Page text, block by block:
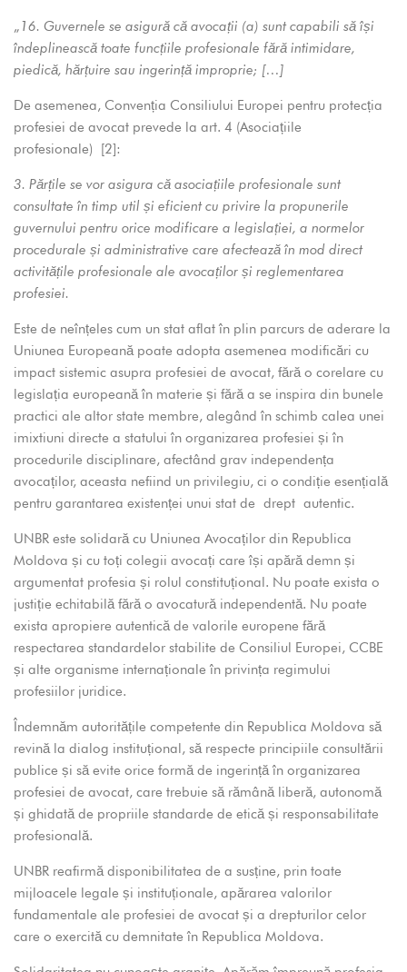
„16. Guvernele se asigură că avocații (a) sunt capabili să își
îndeplinească toate funcțiile profesionale fără intimidare,
piedică, hărțuire sau ingerință improprie; […]
De asemenea, Convenția Consiliului Europei pentru protecția
profesiei de avocat prevede la art. 4 (Asociațiile
profesionale) [2]:
3. Părțile se vor asigura că asociațiile profesionale sunt
consultate în timp util și eficient cu privire la propunerile
guvernului pentru orice modificare a legislației, a normelor
procedurale și administrative care afectează în mod direct
activitățile profesionale ale avocaților și reglementarea
profesiei.
Este de neînțeles cum un stat aflat în plin parcurs de aderare la
Uniunea Europeană poate adopta asemenea modificări cu
impact sistemic asupra profesiei de avocat, fără o corelare cu
legislația europeană în materie și fără a se inspira din bunele
practici ale altor state membre, alegând în schimb calea unei
imixtiuni directe a statului în organizarea profesiei și în
procedurile disciplinare, afectând grav independența
avocaților, aceasta nefiind un privilegiu, ci o condiție esențială
pentru garantarea existenței unui stat de drept autentic.
UNBR este solidară cu Uniunea Avocaților din Republica
Moldova și cu toți colegii avocați care își apără demn și
argumentat profesia și rolul constituțional. Nu poate exista o
justiție echitabilă fără o avocatură independentă. Nu poate
exista apropiere autentică de valorile europene fără
respectarea standardelor stabilite de Consiliul Europei, CCBE
și alte organisme internaționale în privința regimului
profesiilor juridice.
Îndemnăm autoritățile competente din Republica Moldova să
revină la dialog instituțional, să respecte principiile consultării
publice și să evite orice formă de ingerință în organizarea
profesiei de avocat, care trebuie să rămână liberă, autonomă
și ghidată de propriile standarde de etică și responsabilitate
profesională.
UNBR reafirmă disponibilitatea de a susține, prin toate
mijloacele legale și instituționale, apărarea valorilor
fundamentale ale profesiei de avocat și a drepturilor celor
care o exercită cu demnitate în Republica Moldova.